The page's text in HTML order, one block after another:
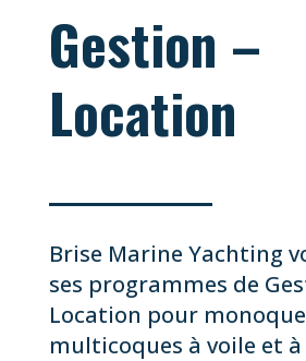
Gestion –
Location
Brise Marine Yachting
ses programmes de
Location pour
multicoques à voile et